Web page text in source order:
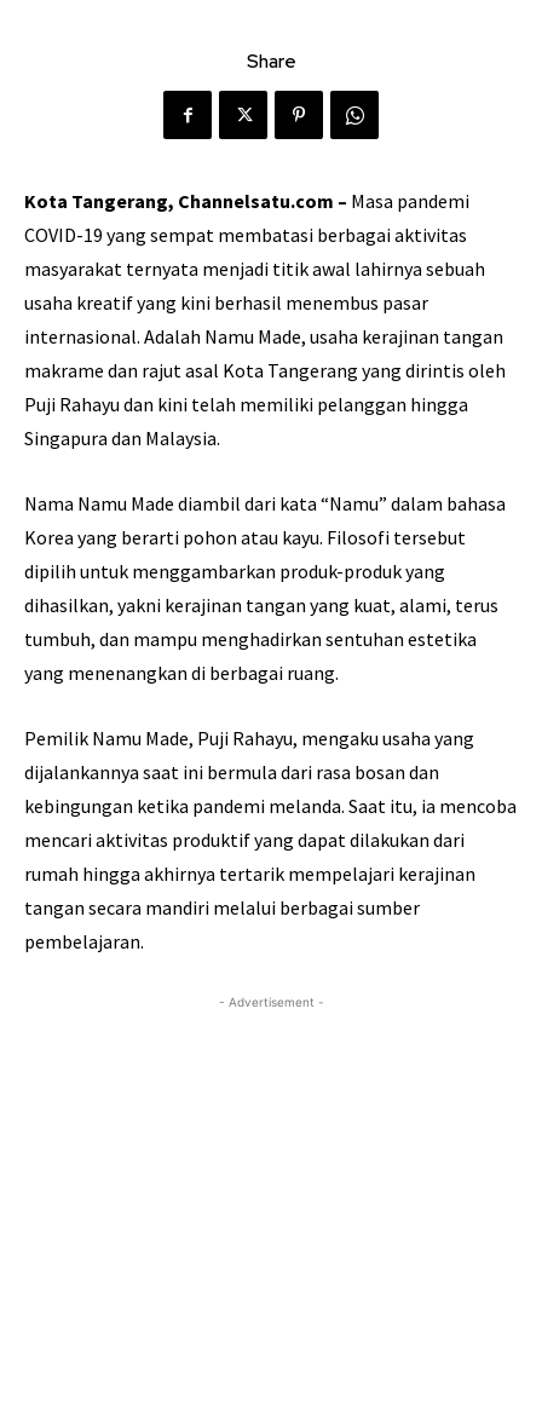
Share
Kota Tangerang, Channelsatu.com – Masa pandemi
COVID-19 yang sempat membatasi berbagai aktivitas
masyarakat ternyata menjadi titik awal lahirnya sebuah
usaha kreatif yang kini berhasil menembus pasar
internasional. Adalah Namu Made, usaha kerajinan tangan
makrame dan rajut asal Kota Tangerang yang dirintis oleh
Puji Rahayu dan kini telah memiliki pelanggan hingga
Singapura dan Malaysia.
Nama Namu Made diambil dari kata “Namu” dalam bahasa
Korea yang berarti pohon atau kayu. Filosofi tersebut
dipilih untuk menggambarkan produk-produk yang
dihasilkan, yakni kerajinan tangan yang kuat, alami, terus
tumbuh, dan mampu menghadirkan sentuhan estetika
yang menenangkan di berbagai ruang.
Pemilik Namu Made, Puji Rahayu, mengaku usaha yang
dijalankannya saat ini bermula dari rasa bosan dan
kebingungan ketika pandemi melanda. Saat itu, ia mencoba
mencari aktivitas produktif yang dapat dilakukan dari
rumah hingga akhirnya tertarik mempelajari kerajinan
tangan secara mandiri melalui berbagai sumber
pembelajaran.
- Advertisement -